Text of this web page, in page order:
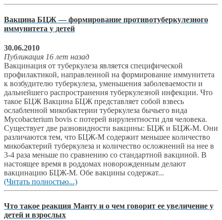
Вакцина БЦЖ — формирование противотуберкулезного
иммунитета у детей
30.06.2010
Публикация 16 лет назад
Вакцинация от туберкулеза является специфической
профилактикой, направленной на формирование иммунитета
к возбудителю туберкулеза, уменьшения заболеваемости и
дальнейшего распространения туберкулезной инфекции. Что
такое БЦЖ Вакцина БЦЖ представляет собой взвесь
ослабленной микобактерии туберкулеза бычьего вида
Mycobacterium bovis с потерей вирулентности для человека.
Существует две разновидности вакцины: БЦЖ и БЦЖ-М. Они
различаются тем, что БЦЖ-М содержит меньшее количество
микобактерий туберкулеза и количество осложнений на нее в
3-4 раза меньше по сравнению со стандартной вакциной. В
настоящее время в роддомах новорожденным делают
вакцинацию БЦЖ-М. Обе вакцины содержат...
(Читать полностью...)
Что такое реакция Манту и о чем говорит ее увеличение у
детей и взрослых